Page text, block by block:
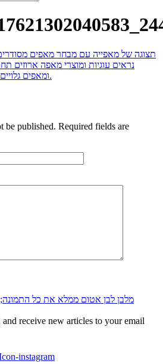
be published. Required fields are
receive new articles to your email
instagram